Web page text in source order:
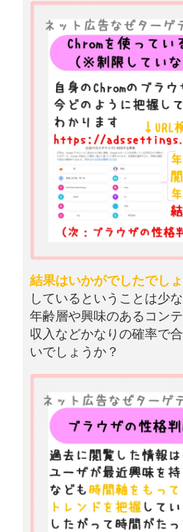
結果はいかがでしたでし
しているということは少
年齢層や興味のあるコン
収入などかなりの確率で
いでしょうか？